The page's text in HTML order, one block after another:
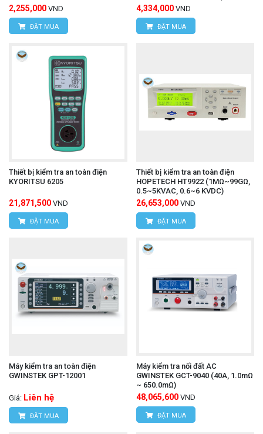
2,255,000 VND
ĐẶT MUA
4,334,000 VND
ĐẶT MUA
Thiết bị kiểm tra an toàn điện
KYORITSU 6205
21,871,500 VND
ĐẶT MUA
Thiết bị kiểm tra an toàn điện
HOPETECH HT9922 (1MΩ~99GΩ,
0.5~5KVAC, 0.6~6 KVDC)
26,653,000 VND
ĐẶT MUA
Máy kiểm tra an toàn điện
GWINSTEK GPT-12001
Giá: Liên hệ
ĐẶT MUA
Máy kiểm tra nối đất AC
GWINSTEK GCT-9040 (40A, 1.0mΩ
~ 650.0mΩ)
48,065,600 VND
ĐẶT MUA